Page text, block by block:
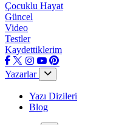
Çocuklu Hayat
Güncel
Video
Testler
Kaydettiklerim
Yazarlar
Yazı Dizileri
Blog